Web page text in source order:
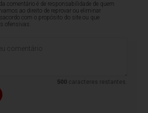
comentário é de responsabilidade de quem
ao direito de reprovar ou eliminar
com o propósito do site ou que
ofensivas.
500 caracteres restantes.